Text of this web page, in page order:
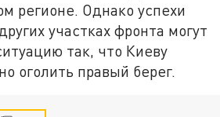
регионе. Однако успехи
участках фронта могут
так, что Киеву
оголить правый берег.